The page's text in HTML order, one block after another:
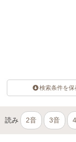
検索条件を保
読み 2音 3音